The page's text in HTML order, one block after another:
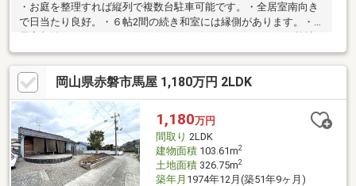
・お庭を整理すれば縦列で複数台駐車可能です。・全居室南向き
で日当たり良好。・６帖2間の続き和室には縁側があります。・各
は岡山を中心に、不動産総合事業として、売買・賃貸・管理と幅
広くお客様にサービスをお届けしております！お問い合わせは
【086-250-9005】または資料請求・来場予約ボタンから。予約カ
レンダー上で予約が出来ない日程に関しましても、お問い合わせ
いただけますとご対応可能な事がございますので一度お問い合わ
せください。☆・☆・☆・☆・☆・☆・☆・☆
岡山県赤磐市馬屋 1,180万円 2LDK
1,180万円
間取り 2LDK
建物面積103.61m2
土地面積326.75m2
築年月 1974年12月(築51年9ヶ月)